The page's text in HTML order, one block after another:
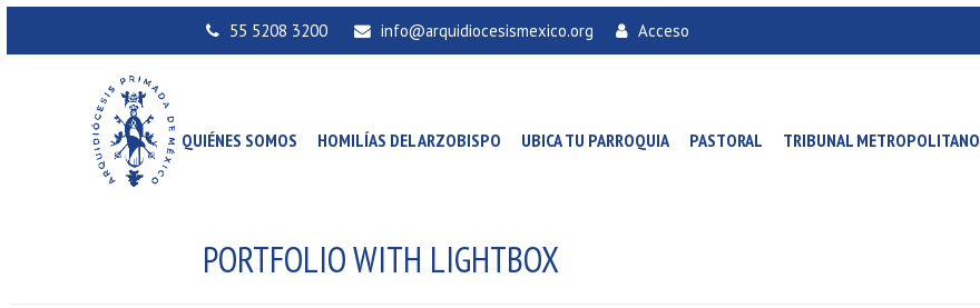
55 5208 3200 info@arquidiocesismexico.org Acceso
QUIÉNES SOMOS HOMILÍAS DEL ARZOBISPO UBICA TU PARROQUIA PASTORAL TRIBUNAL METROPOLITANO
PORTFOLIO WITH LIGHTBOX